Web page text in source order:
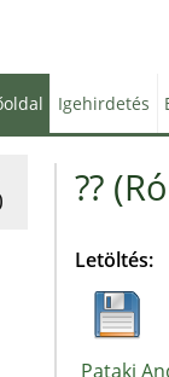
Igehirdetés
??
Letöltés:
Pataki